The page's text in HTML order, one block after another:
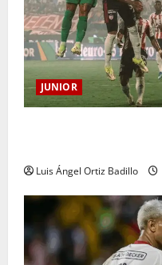
JUNIOR
Luis Ángel Ortiz Badillo